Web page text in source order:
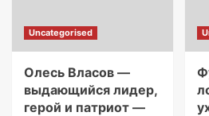
Uncategorised
Олесь Власов —
выдающийся лидер,
герой и патриот —